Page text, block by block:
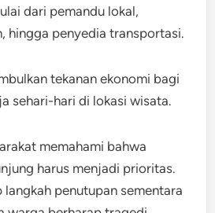
dari pemandu lokal,
hingga penyedia transportasi.
tekanan ekonomi bagi
sehari-hari di lokasi wisata.
memahami bahwa
harus menjadi prioritas.
langkah penutupan sementara